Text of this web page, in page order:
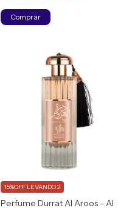
Comprar
Perfume Durrat Al Aroos - Al
15%OFF LEVANDO 2